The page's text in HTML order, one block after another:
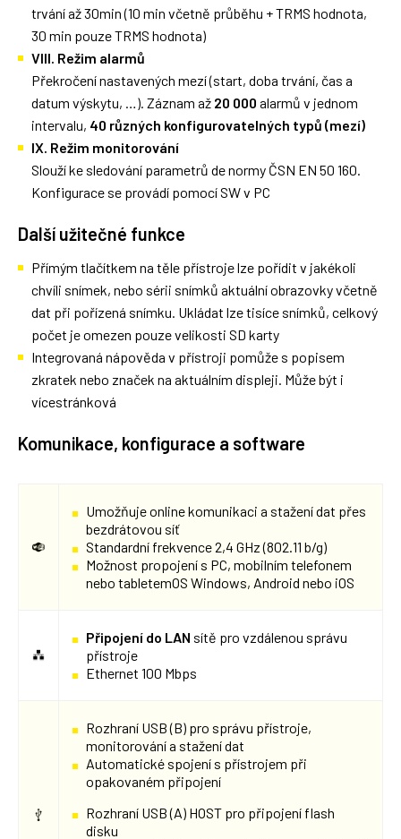
trvání až 30min (10 min včetně průběhu + TRMS hodnota,
30 min pouze TRMS hodnota)
VIII. Režim alarmů
Překročení nastavených mezí (start, doba trvání, čas a
datum výskytu, …). Záznam až 20 000 alarmů v jednom
intervalu, 40 různých konfigurovatelných typů (mezí)
IX. Režim monitorování
Slouží ke sledování parametrů de normy ČSN EN 50 160.
Konfigurace se provádí pomocí SW v PC
Další užitečné funkce
Přímým tlačítkem na těle přístroje lze pořídit v jakékoli
chvíli snímek, nebo sérii snímků aktuální obrazovky včetně
dat při pořízená snímku. Ukládat lze tisíce snímků, celkový
počet je omezen pouze velikosti SD karty
Integrovaná nápověda v přístroji pomůže s popisem
zkratek nebo značek na aktuálním displeji. Může být i
vícestránková
Komunikace, konfigurace a software
Umožňuje online komunikaci a stažení dat přes
bezdrátovou síť
Standardní frekvence 2,4 GHz (802.11 b/g)
Možnost propojení s PC, mobilním telefonem
nebo tabletemOS Windows, Android nebo iOS
Připojení do LAN sítě pro vzdálenou správu
přístroje
Ethernet 100 Mbps
Rozhraní USB (B) pro správu přístroje,
monitorování a stažení dat
Automatické spojení s přístrojem při
opakovaném připojení
Rozhraní USB (A) HOST pro připojení flash
disku